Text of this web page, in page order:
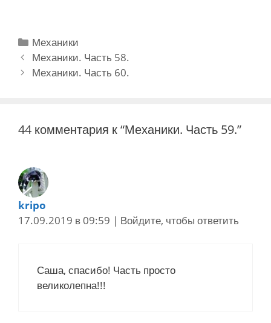
Рубрики
Механики
Навигация
записи
Механики. Часть 58.
Механики. Часть 60.
44 комментария к “Механики. Часть 59.”
kripo
17.09.2019 в 09:59 | Войдите, чтобы ответить
Саша, спасибо! Часть просто
великолепна!!!